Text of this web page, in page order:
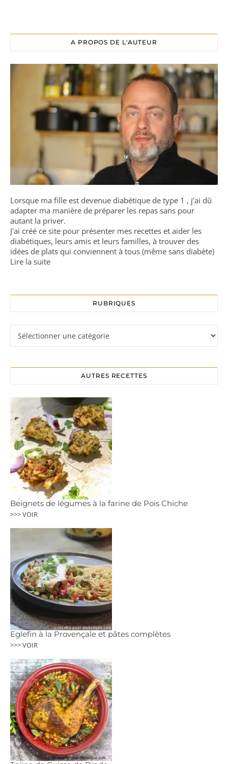
A PROPOS DE L'AUTEUR
Lorsque ma fille est devenue diabétique de type 1 , j’ai dû
adapter ma manière de préparer les repas sans pour
autant la priver.
J'ai créé ce site pour présenter mes recettes et aider les
diabétiques, leurs amis et leurs familles, à trouver des
idées de plats qui conviennent à tous (même sans diabète)
Lire la suite
RUBRIQUES
AUTRES RECETTES
Beignets de légumes à la farine de Pois Chiche
>>> VOIR
Eglefin à la Provençale et pâtes complètes
>>> VOIR